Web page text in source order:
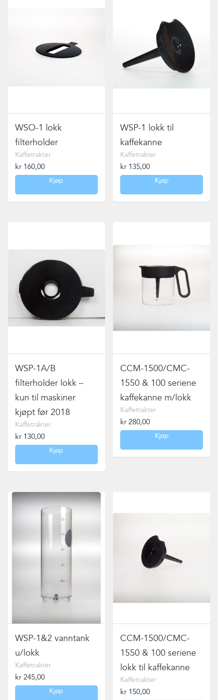
WSO-1 lokk
filterholder
Kaffetrakter
kr 160,00
Kjøp
WSP-1 lokk til
kaffekanne
Kaffetrakter
kr 135,00
Kjøp
WSP-1A/B
filterholder lokk –
kun til maskiner
kjøpt før 2018
Kaffetrakter
kr 130,00
Kjøp
CCM-1500/CMC-
1550 & 100 seriene
kaffekanne m/lokk
Kaffetrakter
kr 280,00
Kjøp
WSP-1&2 vanntank
u/lokk
Kaffetrakter
kr 245,00
Kjøp
CCM-1500/CMC-
1550 & 100 seriene
lokk til kaffekanne
Kaffetrakter
kr 150,00